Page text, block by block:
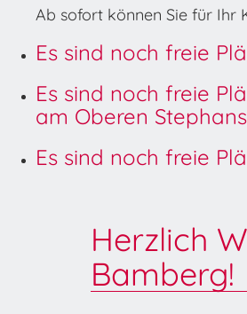
Ab sofort können Sie für Ihr
Es sind noch freie
Es sind noch freie
am Oberen
Es sind noch freie
Herzlich
Bamberg!